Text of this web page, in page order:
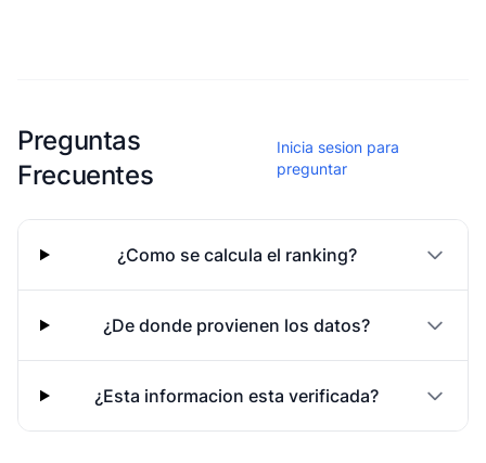
Preguntas
Frecuentes
Inicia sesion para
preguntar
¿Como se calcula el ranking?
¿De donde provienen los datos?
¿Esta informacion esta verificada?